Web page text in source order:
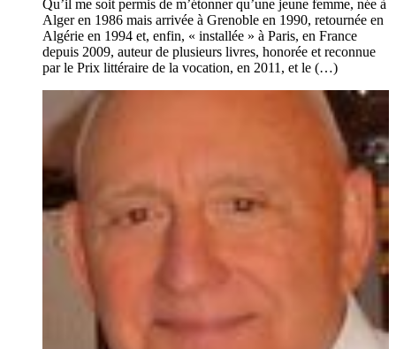
Qu’il me soit permis de m’étonner qu’une jeune femme, née à
Alger en 1986 mais arrivée à Grenoble en 1990, retournée en
Algérie en 1994 et, enfin, « installée » à Paris, en France
depuis 2009, auteur de plusieurs livres, honorée et reconnue
par le Prix littéraire de la vocation, en 2011, et le (…)